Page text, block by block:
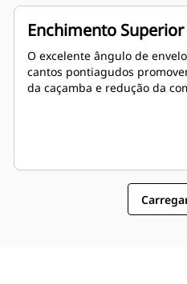
Enchimento
O excelente ângulo de
cantos pontiagudos
da caçamba e redução da